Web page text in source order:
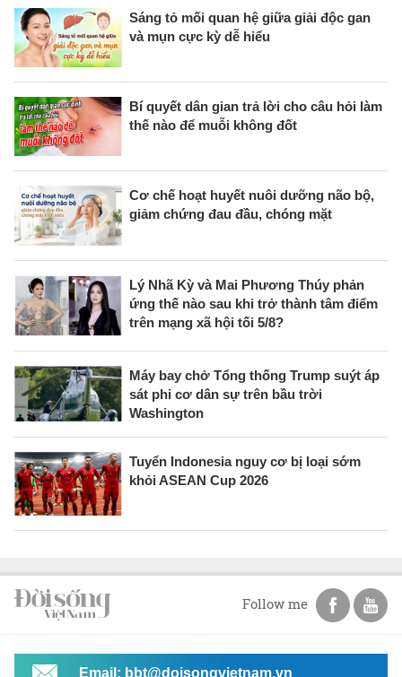
Sáng tỏ mối quan hệ giữa giải độc gan
và mụn cực kỳ dễ hiểu
Bí quyết dân gian trả lời cho câu hỏi làm
thế nào để muỗi không đốt
Cơ chế hoạt huyết nuôi dưỡng não bộ,
giảm chứng đau đầu, chóng mặt
Lý Nhã Kỳ và Mai Phương Thúy phản
ứng thế nào sau khi trở thành tâm điểm
trên mạng xã hội tối 5/8?
Máy bay chở Tổng thống Trump suýt áp
sát phi cơ dân sự trên bầu trời
Washington
Tuyển Indonesia nguy cơ bị loại sớm
khỏi ASEAN Cup 2026
Follow me
Email: bbt@doisongvietnam.vn